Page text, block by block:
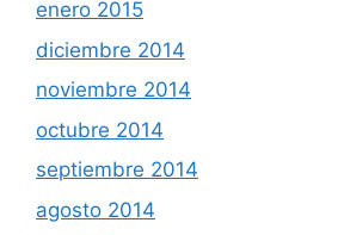
enero 2015
diciembre 2014
noviembre 2014
octubre 2014
septiembre 2014
agosto 2014